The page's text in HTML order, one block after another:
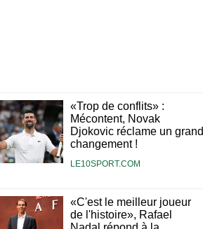
«Trop de conflits» :
Mécontent, Novak
Djokovic réclame un grand
changement !
LE10SPORT.COM
«C'est le meilleur joueur
de l'histoire», Rafael